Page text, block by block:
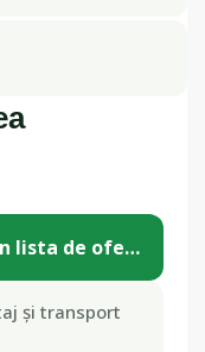
lista de ofertă
și transport